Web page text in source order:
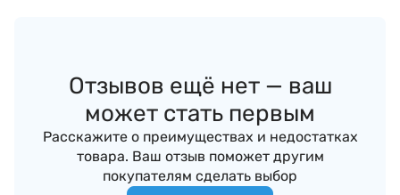
Отзывов ещё нет — ваш
может стать первым
Расскажите о преимуществах и недостатках
товара. Ваш отзыв поможет другим
покупателям сделать выбор